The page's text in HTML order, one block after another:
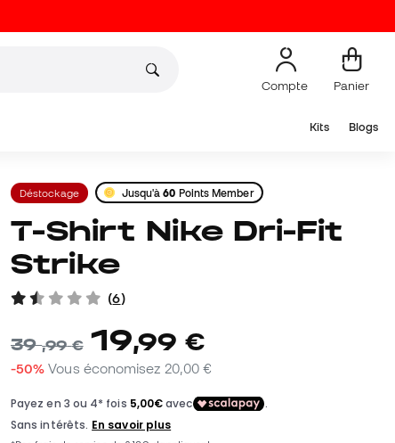
Compte Panier
Kits Blogs
Déstockage Jusqu'à60 Points Member
T-Shirt Nike Dri-Fit
Strike
(6)
39,99 € 19,99 €
-50% Vous économisez 20,00 €